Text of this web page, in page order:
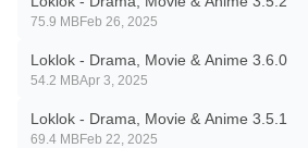
75.9 MBFeb 26, 2025
Loklok - Drama, Movie & Anime 3.6.0
54.2 MBApr 3, 2025
Loklok - Drama, Movie & Anime 3.5.1
69.4 MBFeb 22, 2025